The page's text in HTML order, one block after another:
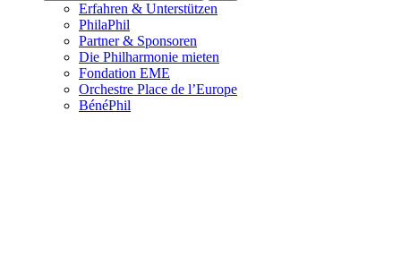
Erfahren & Unterstützen
PhilaPhil
Partner & Sponsoren
Die Philharmonie mieten
Fondation EME
Orchestre Place de l’Europe
BénéPhil